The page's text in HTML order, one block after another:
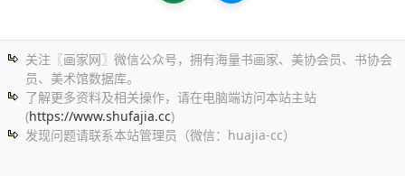
关注〖画家网〗微信公众号，拥有海量书画家、美协会员、书协会
员、美术馆数据库。
了解更多资料及相关操作，请在电脑端访问本站主站
(https://www.shufajia.cc)
发现问题请联系本站管理员（微信：huajia-cc）